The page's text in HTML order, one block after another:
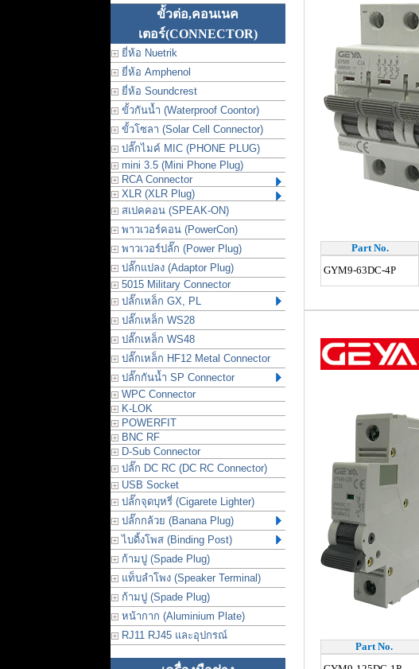
ขั้วต่อ,คอนเนค
เตอร์(CONNECTOR)
ยี่ห้อ Nuetrik
ยี่ห้อ Amphenol
ยี่ห้อ Soundcrest
ขั้วกันน้ำ (Waterproof Coontor)
ขั้วโซลา (Solar Cell Connector)
ปลั๊กไมค์ MIC (PHONE PLUG)
mini 3.5 (Mini Phone Plug)
RCA Connector
XLR (XLR Plug)
สเปคคอน (SPEAK-ON)
พาวเวอร์คอน (PowerCon)
พาวเวอร์ปลั๊ก (Power Plug)
ปลั๊กแปลง (Adaptor Plug)
5015 Military Connector
ปลั๊กเหล็ก GX, PL
ปลั๊กเหล็ก WS28
ปลั๊กเหล็ก WS48
ปลั๊กเหล็ก HF12 Metal Connector
ปลั๊กกันน้ำ SP Connector
WPC Connector
K-LOK
POWERFIT
BNC RF
D-Sub Connector
ปลั๊ก DC RC (DC RC Connector)
USB Socket
ปลั๊กจุดบุหรี่ (Cigarete Lighter)
ปลั๊กกล้วย (Banana Plug)
ไบดิ้งโพส (Binding Post)
ก้ามปู (Spade Plug)
แท็บลำโพง (Speaker Terminal)
ก้ามปู (Spade Plug)
หน้ากาก (Aluminium Plate)
RJ11 RJ45 และอุปกรณ์
Part No.
GYM9-63DC-4P
Part No.